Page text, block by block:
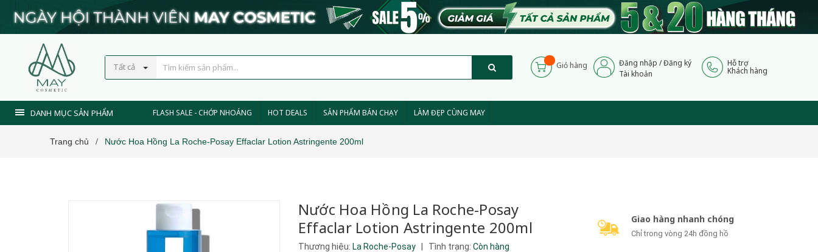
Tất cả Giỏ hàng Đăng nhập /Đăng ký
Tài khoản
Hỗ trợ
Khách hàng
DANH MỤC SẢN PHẨM FLASH SALE - CHỚP NHOÁNG HOT DEALS SẢN PHẨM BÁN CHẠY LÀM ĐẸP CÙNG MAY
Trang chủ / Nước Hoa Hồng La Roche-Posay Effaclar Lotion Astringente 200ml
Nước Hoa Hồng La Roche-Posay
Effaclar Lotion Astringente 200ml
Thương hiệu: La Roche-Posay Tình trạng: Còn hàng
Giao hàng nhanh chóng
Chỉ trong vòng 24h đồng hồ